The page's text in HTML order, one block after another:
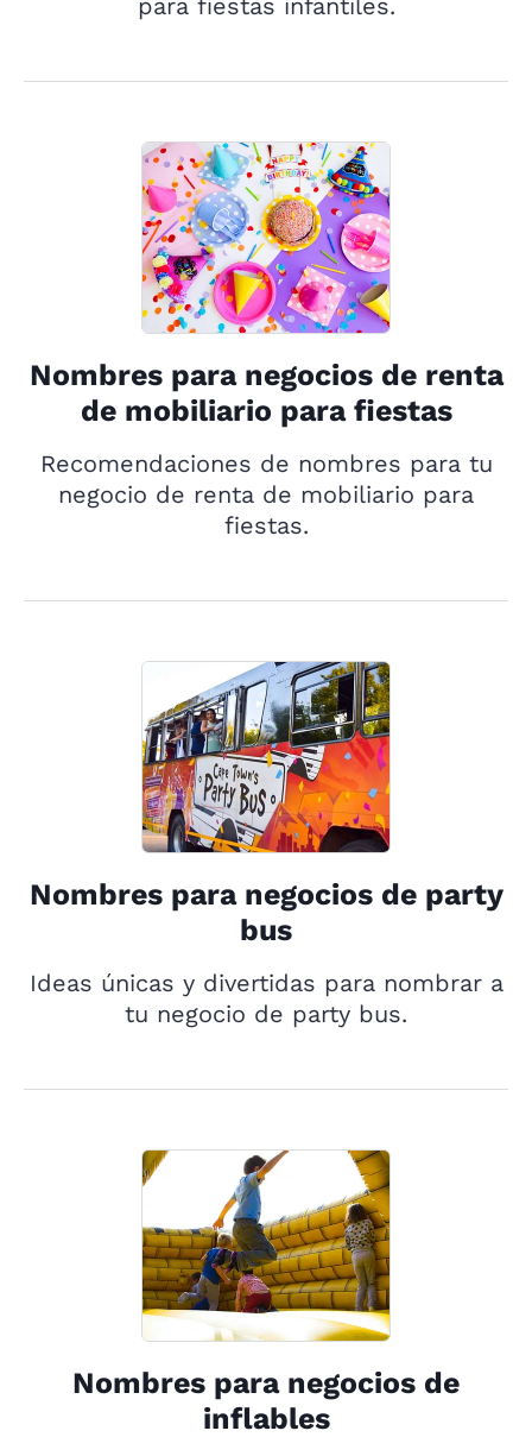
para fiestas infantiles.
Nombres para negocios de renta
de mobiliario para fiestas
Recomendaciones de nombres para tu
negocio de renta de mobiliario para
fiestas.
Nombres para negocios de party
bus
Ideas únicas y divertidas para nombrar a
tu negocio de party bus.
Nombres para negocios de
inflables